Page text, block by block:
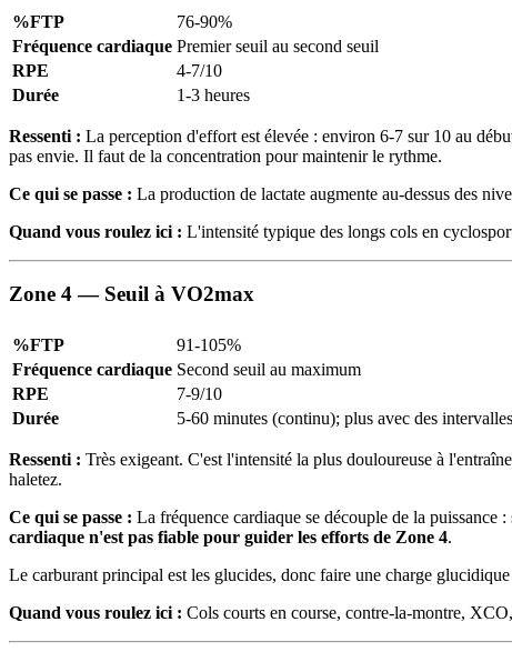
%FTP
76-90%
Fréquence cardiaque Premier seuil au second seuil
RPE
4-7/10
Durée
1-3 heures
Ressenti : La perception d'effort est élevée : environ 6-7 sur 10 au
pas envie. Il faut de la concentration pour maintenir le rythme.
Ce qui se passe : La production de lactate augmente au-dessus des
Quand vous roulez ici : L'intensité typique des longs cols en
Zone 4 — Seuil à VO2max
%FTP
91-105%
Fréquence cardiaque Second seuil au maximum
RPE
7-9/10
Durée
5-60 minutes (continu); plus avec des intervalles
Ressenti : Très exigeant. C'est l'intensité la plus douloureuse à
haletez.
Ce qui se passe : La fréquence cardiaque se découple de la puissance
cardiaque n'est pas fiable pour guider les efforts de Zone 4.
Le carburant principal est les glucides, donc faire une charge
Quand vous roulez ici : Cols courts en course, contre-la-montre,